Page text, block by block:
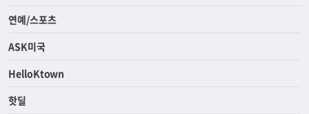
연예/스포츠
ASK미국
HelloKtown
핫딜